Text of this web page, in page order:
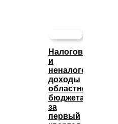
Налоговые
и
неналоговые
доходы
областного
бюджета
за
первый